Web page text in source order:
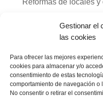
Gestionar el
las cookies
Para ofrecer las mejores
cookies para almacenar y/o
consentimiento de estas
comportamiento de navegación o
No consentir o retirar el
Diseño de interiores
Enlaces legales
Aviso legal